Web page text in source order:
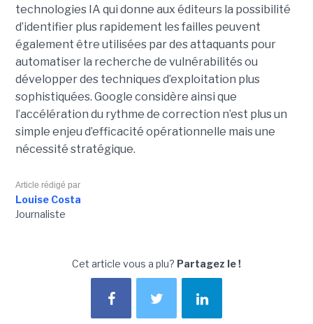
technologies IA qui donne aux éditeurs la possibilité
d’identifier plus rapidement les failles peuvent
également être utilisées par des attaquants pour
automatiser la recherche de vulnérabilités ou
développer des techniques d’exploitation plus
sophistiquées. Google considère ainsi que
l’accélération du rythme de correction n’est plus un
simple enjeu d’efficacité opérationnelle mais une
nécessité stratégique.
Article rédigé par
Louise Costa
Journaliste
Cet article vous a plu? Partagez le !